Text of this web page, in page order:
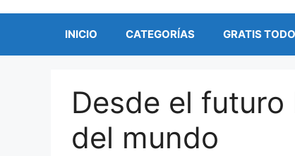
INICIO CATEGORÍAS GRATIS TODO
Desde el
del mundo